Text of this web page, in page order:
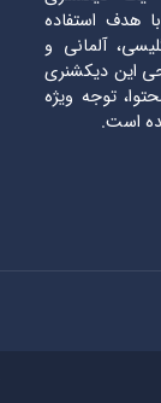
هدف استفاده
آلمانی و
این دیکشنری
توجه ویژه
است.